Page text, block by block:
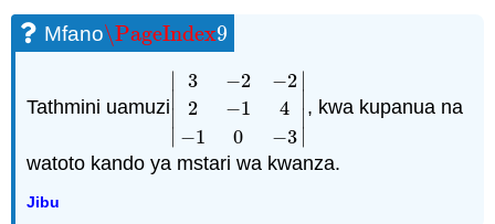
Mfano\PageIndex9
\PageIndex9
Tathmini uamuzi
∣
3
2
−1
−2
−1
0
−2
4
−3
∣
| − 22− − 0 −3|
, kwa kupanua na
watoto kando ya mstari wa kwanza.
Jibu